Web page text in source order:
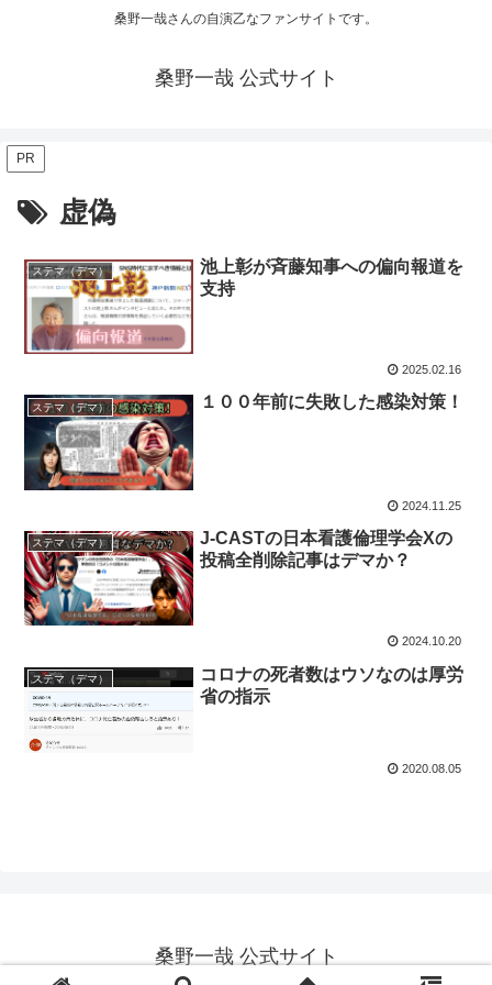
桑野一哉さんの自演乙なファンサイトです。
桑野一哉 公式サイト
PR
虚偽
ステマ（デマ）
池上彰が斉藤知事への偏向報道を
支持
2025.02.16
ステマ（デマ） １００年前に失敗した感染対策！
2024.11.25
ステマ（デマ）
J-CASTの日本看護倫理学会Xの
投稿全削除記事はデマか？
2024.10.20
ステマ（デマ）
コロナの死者数はウソなのは厚労
省の指示
2020.08.05
桑野一哉 公式サイト